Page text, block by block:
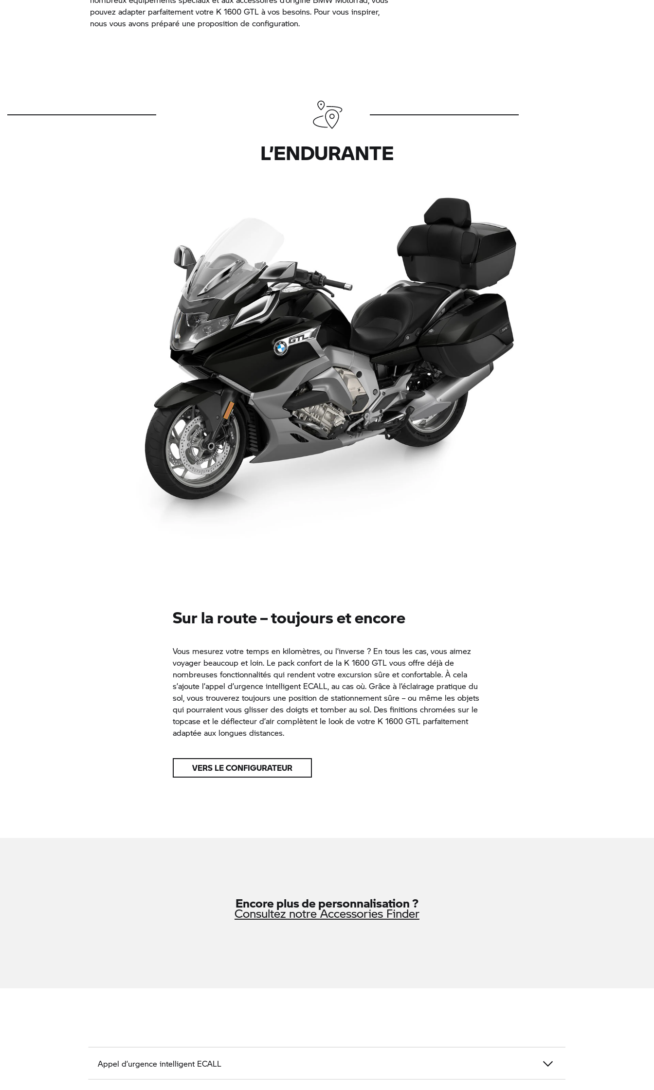
pouvez adapter parfaitement votre K 1600 GTL à vos besoins. Pour vous inspirer,
nous vous avons préparé une proposition de configuration.
L’ENDURANTE
Sur la route – toujours et encore
Vous mesurez votre temps en kilomètres, ou l’inverse ? En tous les cas, vous aimez
voyager beaucoup et loin. Le pack confort de la K 1600 GTL vous offre déjà de
nombreuses fonctionnalités qui rendent votre excursion sûre et confortable. À cela
s’ajoute l’appel d’urgence intelligent ECALL, au cas où. Grâce à l’éclairage pratique du
sol, vous trouverez toujours une position de stationnement sûre – ou même les objets
qui pourraient vous glisser des doigts et tomber au sol. Des finitions chromées sur le
topcase et le déflecteur d’air complètent le look de votre K 1600 GTL parfaitement
adaptée aux longues distances.
VERS LE CONFIGURATEUR
Encore plus de personnalisation ?
Consultez notre Accessories Finder
Appel d’urgence intelligent ECALL